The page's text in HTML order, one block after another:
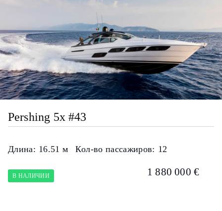
Pershing 5x #43
Длина: 16.51 м Кол-во пассажиров: 12
В НАЛИЧИИ 1 880 000 €